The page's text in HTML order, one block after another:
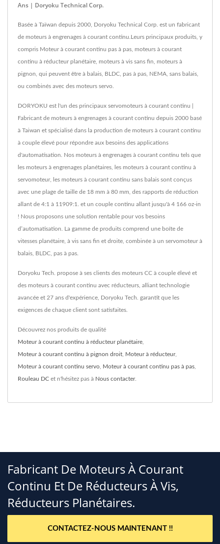
Ans | Doryoku Technical Corp.
Basée à Taïwan depuis 2000, Doryoku Technical Corp. est un fabricant
de moteurs à engrenages à courant continu.Leurs principaux produits, y
compris Moteur à courant continu pas à pas, moteurs à courant
continu à réducteur planétaire, moteurs à vis sans fin, moteurs à
pignon, qui peuvent être à balais, BLDC, pas à pas, NEMA, sans balais,
ou combinés avec des moteurs servo.
DORYOKU est l'un des principaux servomoteurs à courant continu |
Fabricant de moteurs à engrenages à courant continu depuis 2000 basé
à Taiwan et spécialisé dans la production de moteurs à courant continu
à couple élevé pour répondre aux besoins des applications
d'automatisation. Nos moteurs à engrenages à courant continu tels que
les moteurs à engrenages planétaires, les moteurs à courant continu à
servomoteur, les moteurs à courant continu sans balais sont conçus
avec une plage de taille de 18 mm à 80 mm, des rapports de réduction
allant de 4:1 à 11909:1. et un couple continu allant jusqu'à 4 166 oz-in
! Nous proposons une solution rentable pour vos besoins
d’automatisation. La gamme de produits comprend une boîte de
vitesses planétaire, à vis sans fin et droite, combinée à un servomoteur à
balais, BLDC, pas à pas.
Doryoku Tech. propose à ses clients des moteurs CC à couple élevé et
des moteurs à courant continu avec réducteurs, alliant technologie
avancée et 27 ans d'expérience, Doryoku Tech. garantit que les
exigences de chaque client sont satisfaites.
Découvrez nos produits de qualité
Moteur à courant continu à réducteur planétaire
Moteur à courant continu à pignon droit Moteur à réducteur,
Moteur à courant continu servo Moteur à courant continu pas à pas
Rouleau DC et n'hésitez pas à Nous contacter.
Fabricant De Moteurs À Courant
Continu Et De Réducteurs À Vis,
Réducteurs Planétaires.
CONTACTEZ-NOUS MAINTENANT !!